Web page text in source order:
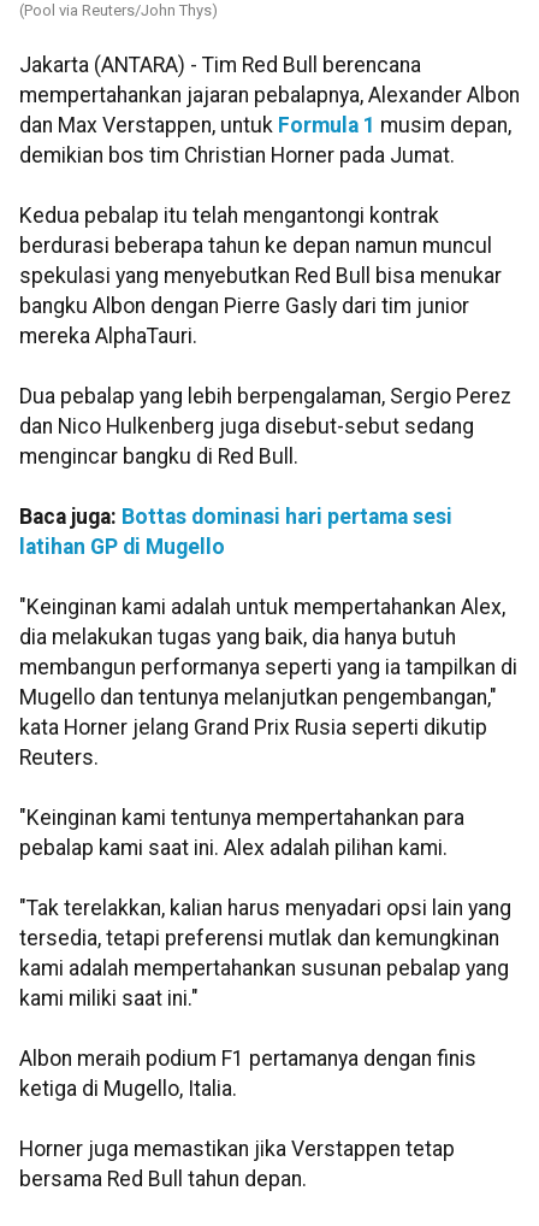
(Pool via Reuters/John Thys)
Jakarta (ANTARA) - Tim Red Bull berencana
mempertahankan jajaran pebalapnya, Alexander Albon
dan Max Verstappen, untuk Formula 1 musim depan,
demikian bos tim Christian Horner pada Jumat.
Kedua pebalap itu telah mengantongi kontrak
berdurasi beberapa tahun ke depan namun muncul
spekulasi yang menyebutkan Red Bull bisa menukar
bangku Albon dengan Pierre Gasly dari tim junior
mereka AlphaTauri.
Dua pebalap yang lebih berpengalaman, Sergio Perez
dan Nico Hulkenberg juga disebut-sebut sedang
mengincar bangku di Red Bull.
Baca juga: Bottas dominasi hari pertama sesi
latihan GP di Mugello
"Keinginan kami adalah untuk mempertahankan Alex,
dia melakukan tugas yang baik, dia hanya butuh
membangun performanya seperti yang ia tampilkan di
Mugello dan tentunya melanjutkan pengembangan,"
kata Horner jelang Grand Prix Rusia seperti dikutip
Reuters.
"Keinginan kami tentunya mempertahankan para
pebalap kami saat ini. Alex adalah pilihan kami.
"Tak terelakkan, kalian harus menyadari opsi lain yang
tersedia, tetapi preferensi mutlak dan kemungkinan
kami adalah mempertahankan susunan pebalap yang
kami miliki saat ini."
Albon meraih podium F1 pertamanya dengan finis
ketiga di Mugello, Italia.
Horner juga memastikan jika Verstappen tetap
bersama Red Bull tahun depan.